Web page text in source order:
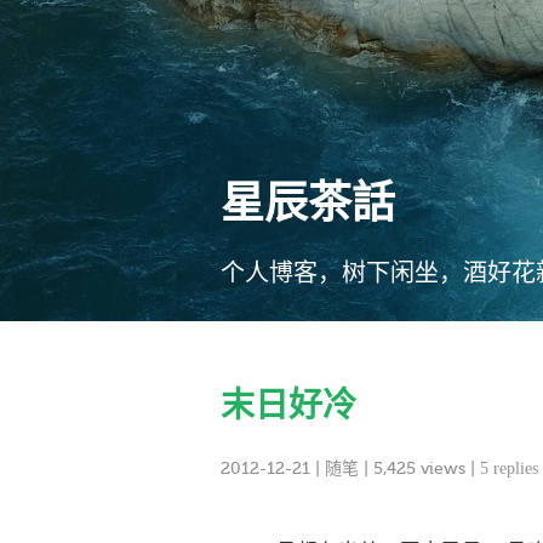
星辰茶話
个人博客，树下闲坐，酒好花
末日好冷
2012-12-21 随笔 | 5,425 views | 5 replies